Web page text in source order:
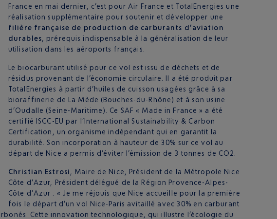
France en mai dernier, c’est pour Air France et TotalEnergies une
réalisation supplémentaire pour soutenir et développer une
filière française de production de carburants d’aviation
durables, prérequis indispensable à la généralisation de leur
utilisation dans les aéroports français.
Le biocarburant utilisé pour ce vol est issu de déchets et de
résidus provenant de l’économie circulaire. Il a été produit par
TotalEnergies à partir d’huiles de cuisson usagées grâce à sa
bioraffinerie de La Mède (Bouches-du-Rhône) et à son usine
d’Oudalle (Seine-Maritime). Ce SAF « Made in France » a été
certifié ISCC-EU par l’International Sustainability & Carbon
Certification, un organisme indépendant qui en garantit la
durabilité. Son incorporation à hauteur de 30% sur ce vol au
départ de Nice a permis d’éviter l’émission de 3 tonnes de CO2.
Christian Estrosi, Maire de Nice, Président de la Métropole Nice
Côte d’Azur, Président délégué de la Région Provence-Alpes-
Côte d’Azur : « Je me réjouis que Nice accueille pour la première
fois le départ d’un vol Nice-Paris avitaillé avec 30% en carburant
Cette innovation technologique, qui illustre l’écologie du